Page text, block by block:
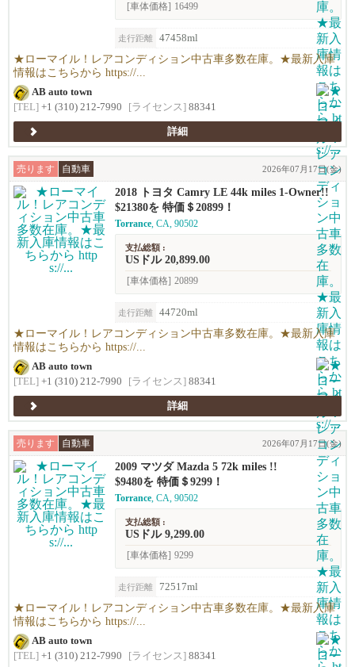
[車体価格] 16499
走行距離 47458ml
★ローマイル！レアコンディション中古車多数在庫。★最新入庫
情報はこちらから https://...
AB auto town
[TEL] +1 (310) 212-7990 [ライセンス] 88341
詳細
売ります 自動車 2026年07月17日(金)
2018 トヨタ Camry LE 44k miles 1-Owner!!
$21380を 特価＄20899！
Torrance, CA, 90502
支払総額 :
USドル 20,899.00
[車体価格] 20899
走行距離 44720ml
★ローマイル！レアコンディション中古車多数在庫。★最新入庫
情報はこちらから https://...
AB auto town
[TEL] +1 (310) 212-7990 [ライセンス] 88341
詳細
売ります 自動車 2026年07月17日(金)
2009 マツダ Mazda 5 72k miles !!
$9480を 特価＄9299！
Torrance, CA, 90502
支払総額 :
USドル 9,299.00
[車体価格] 9299
走行距離 72517ml
★ローマイル！レアコンディション中古車多数在庫。★最新入庫
情報はこちらから https://...
AB auto town
[TEL] +1 (310) 212-7990 [ライセンス] 88341